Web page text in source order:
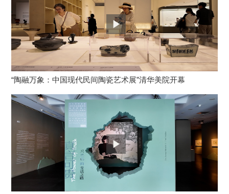
“陶融万象：中国现代民间陶瓷艺术展”清华美院开幕